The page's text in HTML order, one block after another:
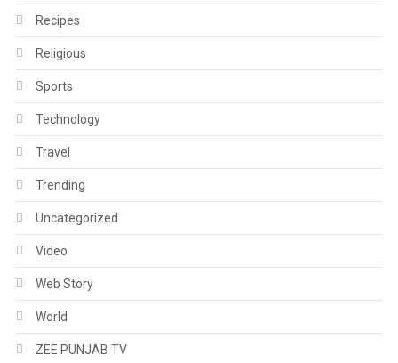
Recipes
Religious
Sports
Technology
Travel
Trending
Uncategorized
Video
Web Story
World
ZEE PUNJAB TV